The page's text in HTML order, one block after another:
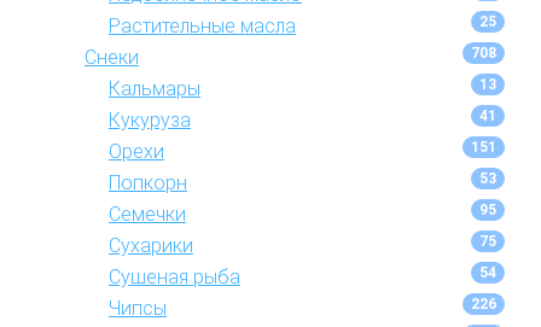
Растительные масла 25
Снеки 708
Кальмары 13
Кукуруза 41
Орехи 151
Попкорн 53
Семечки 95
Сухарики 75
Сушеная рыба 54
Чипсы 226